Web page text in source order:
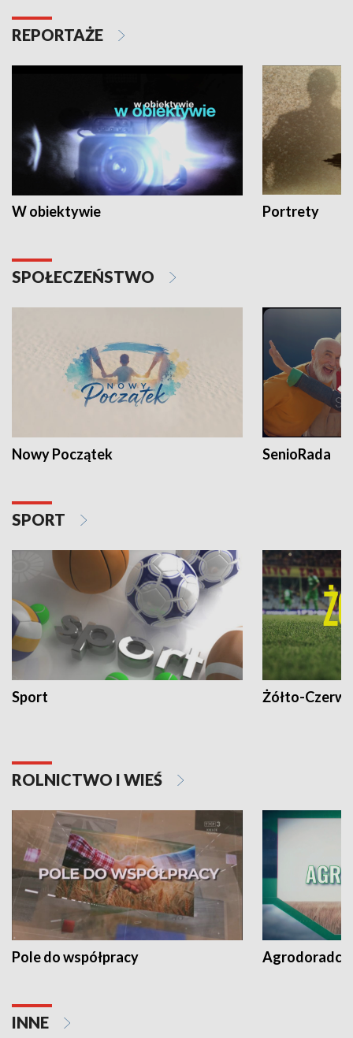
REPORTAŻE
W obiektywie Portrety
SPOŁECZEŃSTWO
Nowy Początek SenioRada
SPORT
Sport Żółto-
ROLNICTWO I WIEŚ
Pole do współpracy Agrodoradcy
INNE